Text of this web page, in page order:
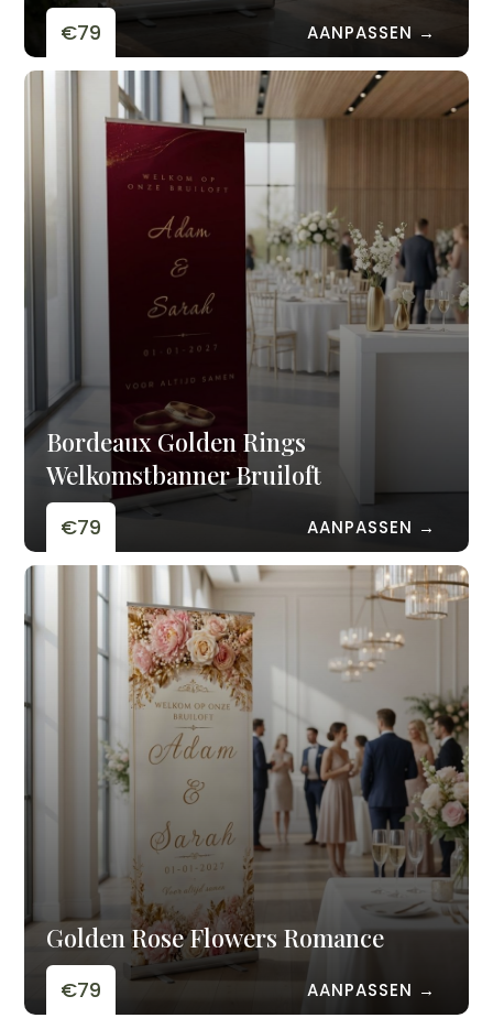
€79 AANPASSEN →
Bordeaux Golden Rings
Welkomstbanner Bruiloft
€79 AANPASSEN →
Golden Rose Flowers Romance
€79 AANPASSEN →